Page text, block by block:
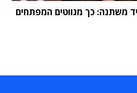
משתנה: כך מנווטים המפתחים